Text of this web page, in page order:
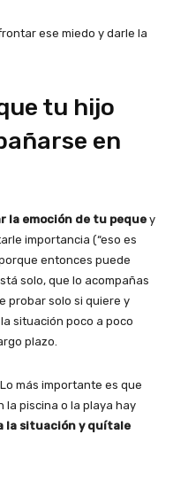
ese miedo y darle la
tu hijo
en
la emoción de tu peque y
importancia (“eso es
entonces puede
solo, que lo acompañas
probar solo si quiere y
situación poco a poco
plazo.
más importante es que
la piscina o la playa hay
la situación y quítale